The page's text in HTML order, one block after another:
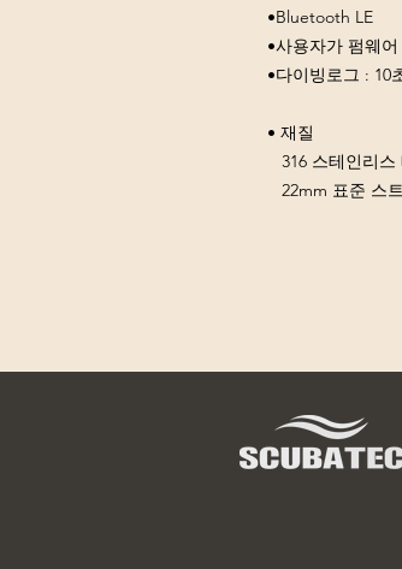
•Bluetooth LE
•사용자가 펌웨
•다이빙로그 : 10
• 재질
316 스테인리스
22mm 표준 스